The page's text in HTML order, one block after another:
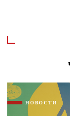
НОВОСТИ